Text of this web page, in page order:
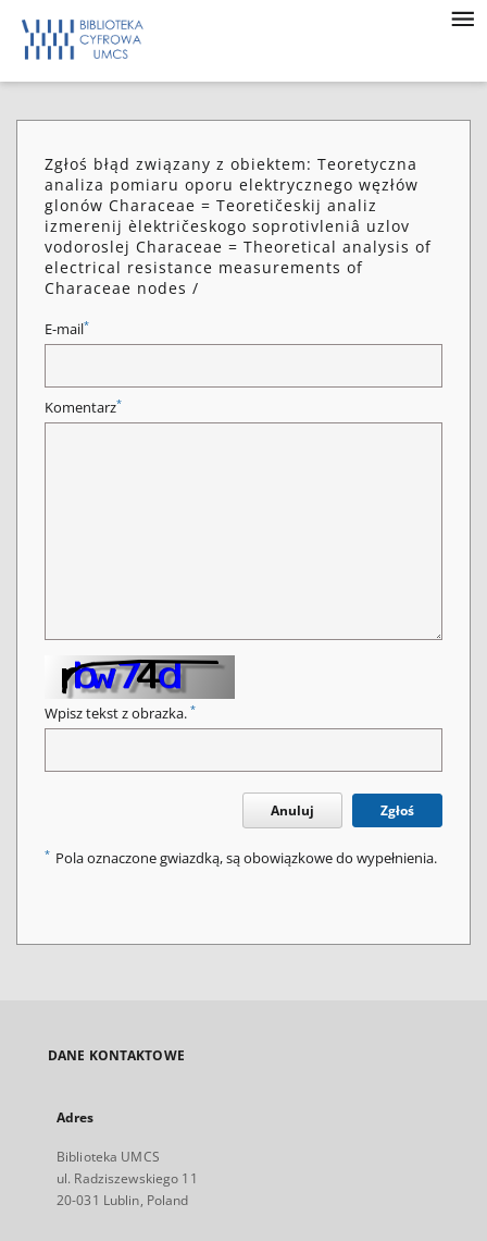
Zgłoś błąd związany z obiektem: Teoretyczna
analiza pomiaru oporu elektrycznego węzłów
glonów Characeae = Teoretičeskij analiz
izmerenij èlektričeskogo soprotivleniâ uzlov
vodoroslej Characeae = Theoretical analysis of
electrical resistance measurements of
Characeae nodes /
E-mail*
Komentarz*
Wpisz tekst z obrazka. *
Anuluj Zgłoś
* Pola oznaczone gwiazdką, są obowiązkowe do wypełnienia.
DANE KONTAKTOWE
Adres
Biblioteka UMCS
ul. Radziszewskiego 11
20-031 Lublin, Poland